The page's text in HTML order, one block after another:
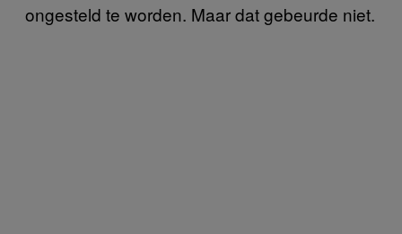
ongesteld te worden. Maar dat gebeurde niet.